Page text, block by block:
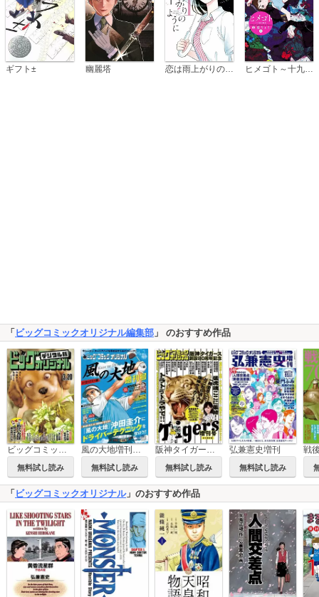
ギフト± 幽麗塔 恋は雨上がりのように ヒメゴト～十九歳の制服～
「 ビッグコミックオリジナル編集部 」 のおすすめ作品
ビッグコミックオリジナル
無料試し読み
風の大地増刊号 ドライバー編
無料試し読み
阪神タイガース創設80周年記念増刊号
無料試し読み
弘兼憲史増刊
無料試し読み
「 ビッグコミックオリジナル」のおすすめ作品